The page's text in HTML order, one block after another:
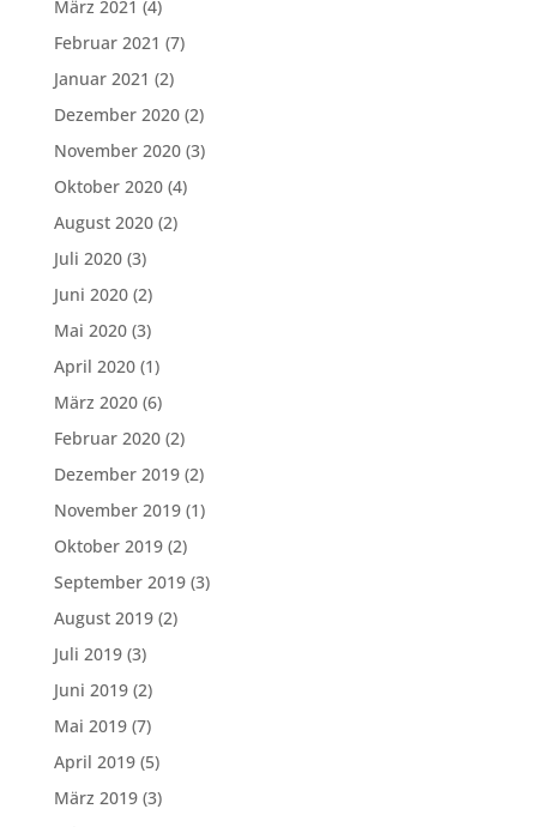
März 2021 (4)
Februar 2021 (7)
Januar 2021 (2)
Dezember 2020(2)
November 2020(3)
Oktober 2020(4)
August 2020(2)
Juli 2020(3)
Juni 2020(2)
Mai 2020(3)
April 2020(1)
März 2020(6)
Februar 2020(2)
Dezember 2019(2)
November 2019(1)
Oktober 2019(2)
September 2019(3)
August 2019(2)
Juli 2019(3)
Juni 2019(2)
Mai 2019(7)
April 2019(5)
März 2019(3)